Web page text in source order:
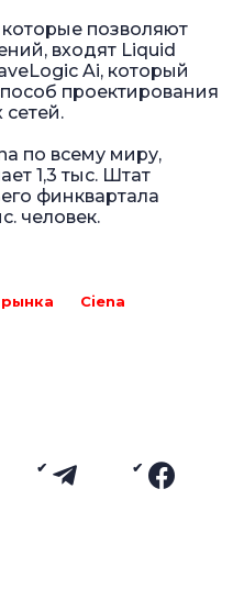
позволяют
входят Liquid
Ai, который
проектирования
сетей.
по всему миру,
1,3 тыс. Штат
финквартала
человек.
Ciena